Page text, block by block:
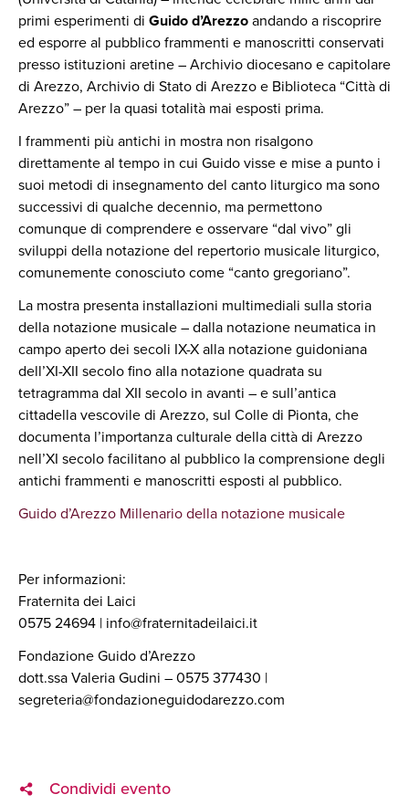
primi esperimenti di Guido d’Arezzoandando a riscoprire
ed esporre al pubblico frammenti e manoscritti conservati
presso istituzioni aretine – Archivio diocesano e capitolare
di Arezzo, Archivio di Stato di Arezzo e Biblioteca “Città di
Arezzo” – per la quasi totalità mai esposti prima.
I frammenti più antichi in mostra non risalgono
direttamente al tempo in cui Guido visse e mise a punto i
suoi metodi di insegnamento del canto liturgico ma sono
successivi di qualche decennio, ma permettono
comunque di comprendere e osservare “dal vivo” gli
sviluppi della notazione del repertorio musicale liturgico,
comunemente conosciuto come “canto gregoriano”.
La mostra presenta installazioni multimediali sulla storia
della notazione musicale – dalla notazione neumatica in
campo aperto dei secoli IX-X alla notazione guidoniana
dell’XI-XII secolo fino alla notazione quadrata su
tetragramma dal XII secolo in avanti – e sull’antica
cittadella vescovile di Arezzo, sul Colle di Pionta, che
documenta l’importanza culturale della città di Arezzo
nell’XI secolo facilitano al pubblico la comprensione degli
antichi frammenti e manoscritti esposti al pubblico.
Guido d’Arezzo Millenario della notazione musicale
Per informazioni:
Fraternita dei Laici
0575 24694 | info@fraternitadeilaici.it
Fondazione Guido d’Arezzo
dott.ssa Valeria Gudini – 0575 377430 |
segreteria@fondazioneguidodarezzo.com
Condividi evento